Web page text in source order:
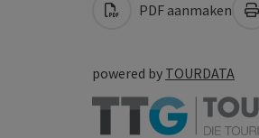
PDF aanmaken
powered by TOURDATA